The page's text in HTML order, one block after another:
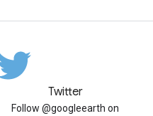
Twitter
Follow @googleearth on